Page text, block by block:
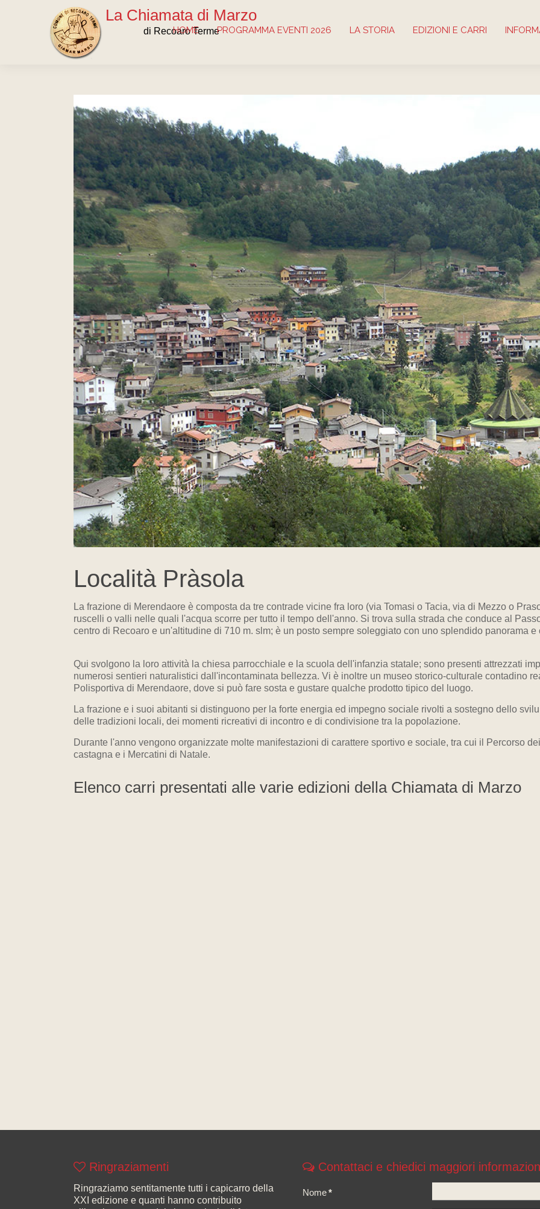
La Chiamata di Marzo
di Recoaro Terme
HOME PROGRAMMA EVENTI 2026 LA STORIA EDIZIONI E CARRI
Località Pràsola
La frazione di Merendaore è composta da tre contrade vicine fra loro (via Tomasi o Tacia, via di Mezzo o
ruscelli o valli nelle quali l'acqua scorre per tutto il tempo dell'anno. Si trova sulla strada che conduce al
centro di Recoaro e un'altitudine di 710 m. slm; è un posto sempre soleggiato con uno splendido panorama
Qui svolgono la loro attività la chiesa parrocchiale e la scuola dell'infanzia statale; sono presenti attrezzati
numerosi sentieri naturalistici dall'incontaminata bellezza. Vi è inoltre un museo storico-culturale contadino
Polisportiva di Merendaore, dove si può fare sosta e gustare qualche prodotto tipico del luogo.
La frazione e i suoi abitanti si distinguono per la forte energia ed impegno sociale rivolti a sostegno dello
delle tradizioni locali, dei momenti ricreativi di incontro e di condivisione tra la popolazione.
Durante l'anno vengono organizzate molte manifestazioni di carattere sportivo e sociale, tra cui il Percorso
castagna e i Mercatini di Natale.
Elenco carri presentati alle varie edizioni della Chiamata di Marzo
Ringraziamenti
Ringraziamo sentitamente tutti i capicarro della
XXI edizione e quanti hanno contribuito
Contattaci e chiedici maggiori
Nome*